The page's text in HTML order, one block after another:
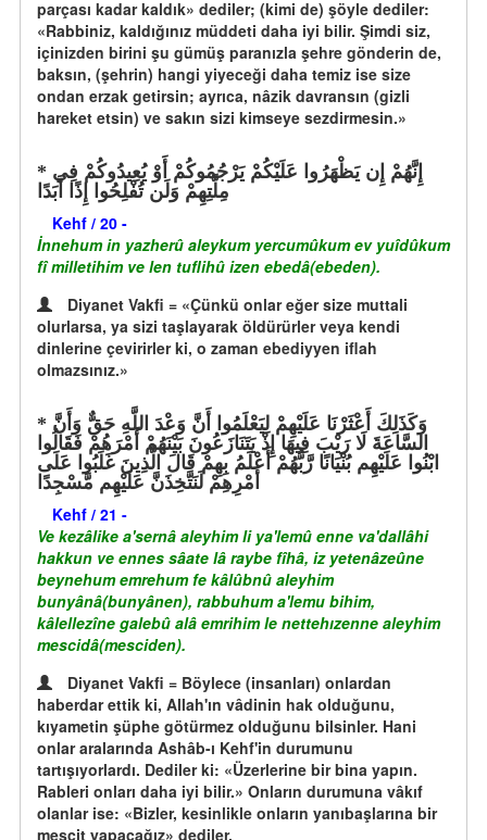
parçası kadar kaldık» dediler; (kimi de) şöyle dediler:
«Rabbiniz, kaldığınız müddeti daha iyi bilir. Şimdi siz,
içinizden birini şu gümüş paranızla şehre gönderin de,
baksın, (şehrin) hangi yiyeceği daha temiz ise size
ondan erzak getirsin; ayrıca, nâzik davransın (gizli
hareket etsin) ve sakın sizi kimseye sezdirmesin.»
مِلَّتِهِمْ وَلَن تُفْلِحُوا إِذًا أَبَدًا
Kehf / 20 -
İnnehum in yazherû aleykum yercumûkum ev yuîdûkum
fî milletihim ve len tuflihû izen ebedâ(ebeden).
Diyanet Vakfi = «Çünkü onlar eğer size muttali
olurlarsa, ya sizi taşlayarak öldürürler veya kendi
dinlerine çevirirler ki, o zaman ebediyyen iflah
olmazsınız.»
السَّاعَةَ لَا رَيْبَ فِيهَا إِذْ يَتَنَازَعُونَ بَيْنَهُمْ أَمْرَهُمْ فَقَالُوا
ابْنُوا عَلَيْهِم بُنْيَانًا رَّبُّهُمْ أَعْلَمُ بِهِمْ قَالَ الَّذِينَ غَلَبُوا عَلَى
أَمْرِهِمْ لَنَتَّخِذَنَّ عَلَيْهِم مَّسْجِدًا
Kehf / 21 -
Ve kezâlike a'sernâ aleyhim li ya'lemû enne va'dallâhi
hakkun ve ennes sâate lâ raybe fîhâ, iz yetenâzeûne
beynehum emrehum fe kâlûbnû aleyhim
bunyânâ(bunyânen), rabbuhum a'lemu bihim,
kâlellezîne galebû alâ emrihim le nettehızenne aleyhim
mescidâ(mesciden).
Diyanet Vakfi = Böylece (insanları) onlardan
haberdar ettik ki, Allah'ın vâdinin hak olduğunu,
kıyametin şüphe götürmez olduğunu bilsinler. Hani
onlar aralarında Ashâb-ı Kehf'in durumunu
tartışıyorlardı. Dediler ki: «Üzerlerine bir bina yapın.
Rableri onları daha iyi bilir.» Onların durumuna vâkıf
olanlar ise: «Bizler, kesinlikle onların yanıbaşlarına bir
mescit yapacağız» dediler.